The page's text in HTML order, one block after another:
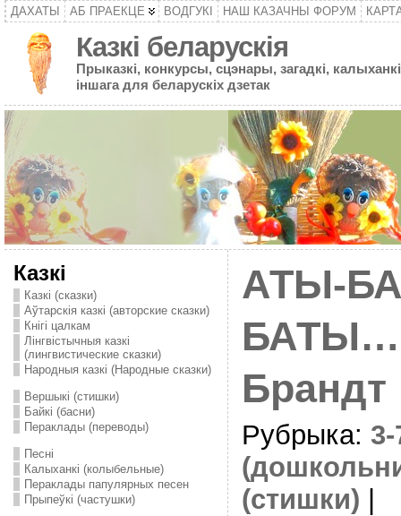
ДАХАТЫ АБ ПРАЕКЦЕ ВОДГУКІ НАШ КАЗАЧНЫ ФОРУМ
Казкі беларускія
Прыказкі, конкурсы, сцэнары, загадкі,
іншага для беларускіх дзетак
Казкі
Казкі (сказки)
Аўтарскія казкі (авторские сказки)
Кнігі цалкам
Лінгвістычныя казкі
(лингвистические сказки)
Народныя казкі (Народные сказки)
Вершыкі (стишки)
Байкі (басни)
Пераклады (переводы)
Песні
Калыханкі (колыбельные)
Пераклады папулярных песен
Прыпеўкі (частушки)
АТЫ-
БАТЫ…
Брандт
Рубрыка:
(стишки)